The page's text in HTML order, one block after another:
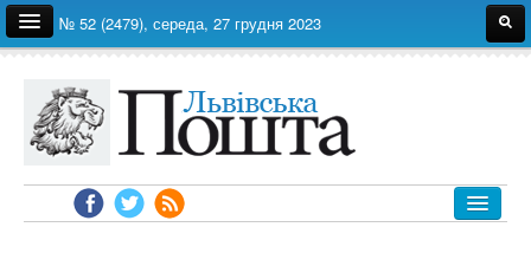
№ 52 (2479), середа, 27 грудня 2023
Реклама
Архів